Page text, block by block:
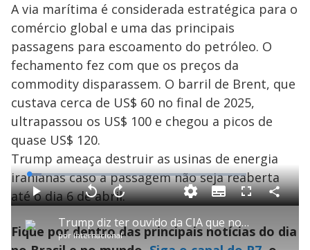
A via marítima é considerada estratégica para o
comércio global e uma das principais
passagens para escoamento do petróleo. O
fechamento fez com que os preços da
commodity disparassem. O barril de Brent, que
custava cerca de US$ 60 no final de 2025,
ultrapassou os US$ 100 e chegou a picos de
quase US$ 120.
Trump ameaça destruir as usinas de energia
iranianas caso a passagem não seja reaberta
até o dia 6 de abril.
P Trump diz ter ouvido da CIA que novo líder supremo do Irã é homossexual
por Internacional
P V
t
a
r
A
a
n
a
L
o
a
d
e
5
.
6
6
S
u
b
i
t
l
e
F
l
s
c
r
C
o
Fique por dentro das principais notícias do dia